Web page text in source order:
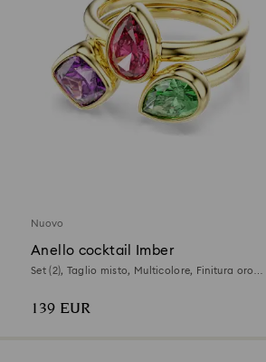
Nuovo
Anello cocktail Imber
Set (2), Taglio misto, Multicolore, Finitura oro
139 EUR